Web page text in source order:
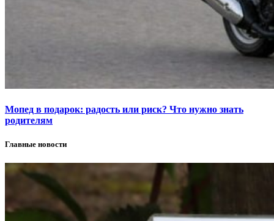
Мопед в подарок: радость или риск? Что нужно знать
родителям
Главные новости